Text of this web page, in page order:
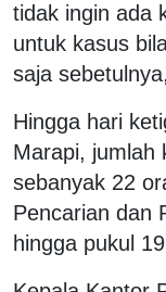
tidak ingin ada
untuk kasus
saja
Hingga hari
Marapi, jumlah
sebanyak 22
Pencarian dan
hingga pukul